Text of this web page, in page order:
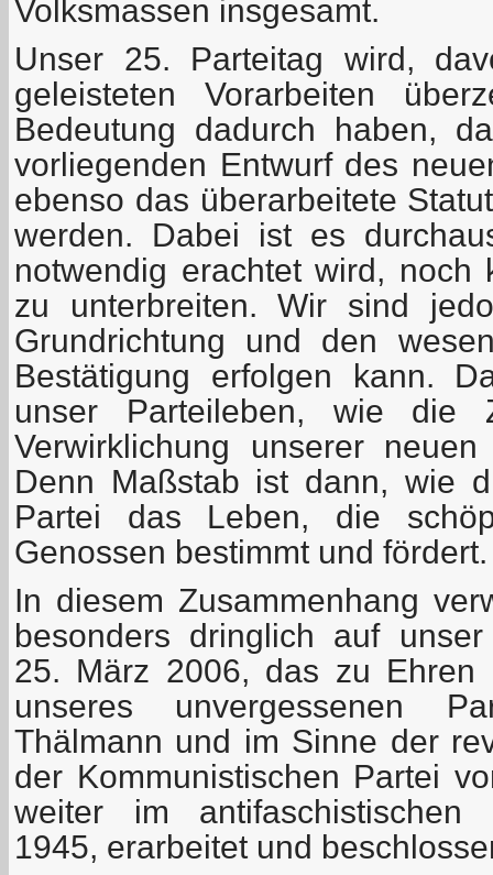
Volksmassen insgesamt.
Unser 25. Parteitag wird,
geleisteten Vorarbeiten
Bedeutung dadurch haben,
vorliegenden Entwurf des
ebenso das überarbeitete
werden. Dabei ist es
notwendig erachtet wird, noch
zu unterbreiten. Wir sind
Grundrichtung und den
Bestätigung erfolgen kann.
unser Parteileben, wie die
Verwirklichung unserer
Denn Maßstab ist dann, wie
Partei das Leben, die
Genossen bestimmt und fördert.
In diesem Zusammenhang
besonders dringlich auf
25. März 2006, das zu Ehren
unseres unvergessenen
Thälmann und im Sinne der
der Kommunistischen Partei
weiter im antifaschistischen
1945, erarbeitet und